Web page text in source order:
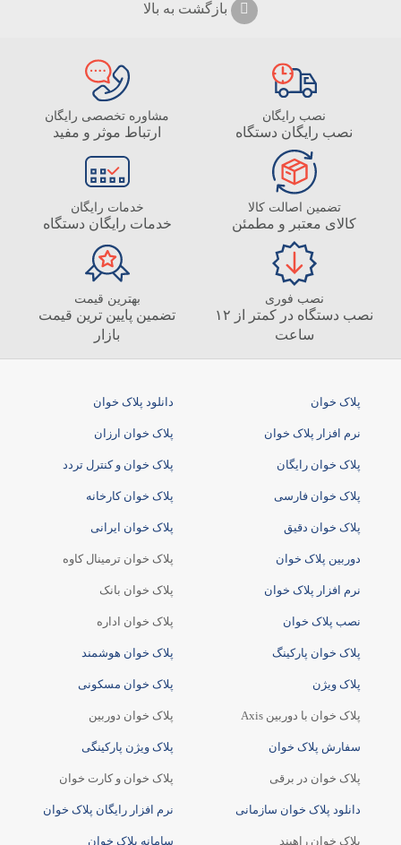
بازگشت به بالا
نصب رایگان
نصب رایگان دستگاه
مشاوره تخصصی رایگان
ارتباط موثر و مفید
تضمین اصالت کالا
کالای معتبر و مطمئن
خدمات رایگان
خدمات رایگان دستگاه
نصب فوری
نصب دستگاه در کمتر از ۱۲
ساعت
بهترین قیمت
تضمین پایین ترین قیمت
بازار
پلاک خوان
نرم افزار پلاک خوان
پلاک خوان رایگان
پلاک خوان فارسی
پلاک خوان دقیق
دانلود پلاک خوان
پلاک خوان ارزان
پلاک خوان و کنترل تردد
پلاک خوان کارخانه
پلاک خوان ایرانی
دوربین پلاک خوان
نرم افزار پلاک خوان
نصب پلاک خوان
پلاک خوان پارکینگ
پلاک ویژن
پلاک خوان ترمینال کاوه
پلاک خوان بانک
پلاک خوان اداره
پلاک خوان هوشمند
پلاک خوان مسکونی
پلاک خوان با دوربین Axis
سفارش پلاک خوان
پلاک خوان در برقی
دانلود پلاک خوان سازمانی
پلاک خوان راهبند
پلاک خوان دوربین
پلاک ویژن پارکینگی
پلاک خوان و کارت خوان
نرم افزار رایگان پلاک خوان
سامانه پلاک خوان